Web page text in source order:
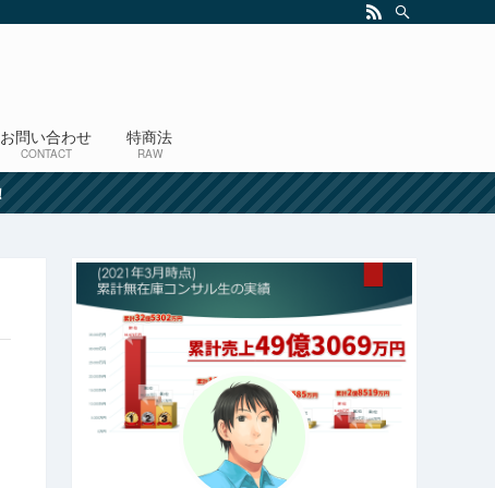
お問い合わせ
CONTACT
特商法
RAW